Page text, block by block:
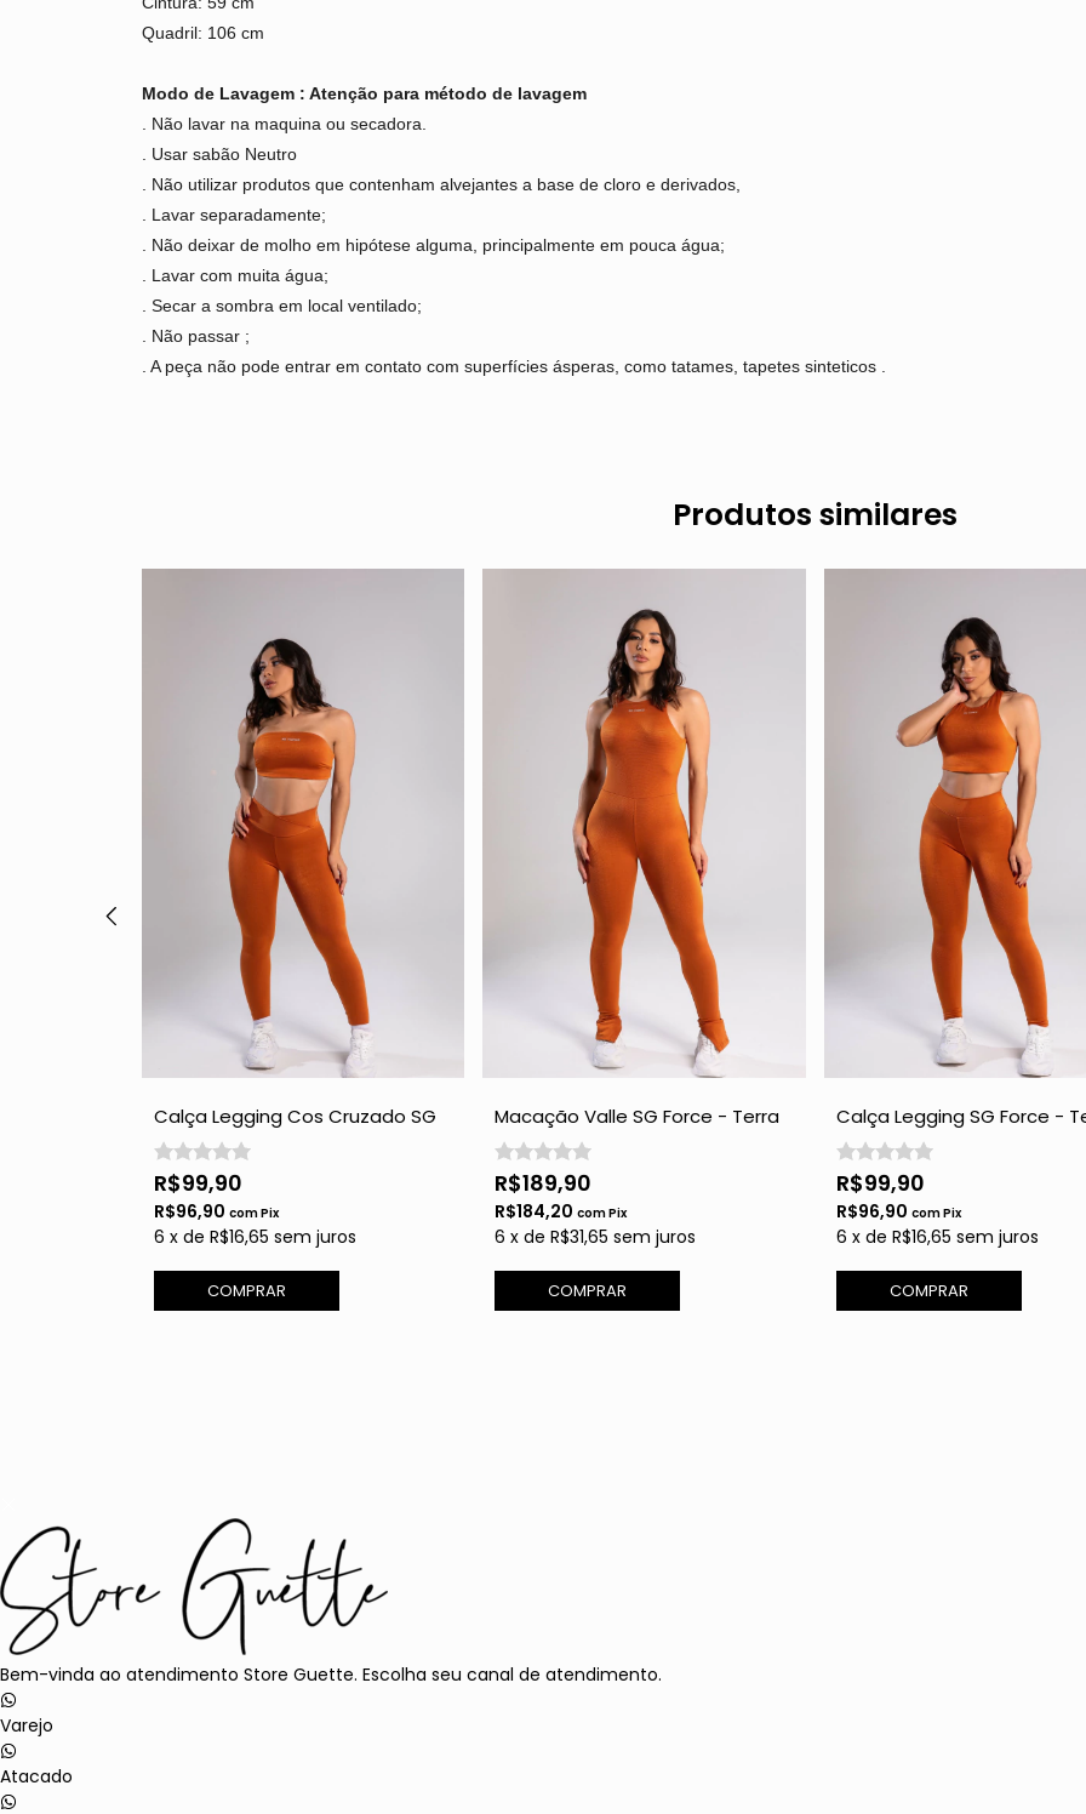
Quadril: 106 cm
Modo de Lavagem : Atenção para método de lavagem
. Não lavar na maquina ou secadora.
. Usar sabão Neutro
. Não utilizar produtos que contenham alvejantes a base de cloro e derivados,
. Lavar separadamente;
. Não deixar de molho em hipótese alguma, principalmente em pouca água;
. Lavar com muita água;
. Secar a sombra em local ventilado;
. Não passar ;
. A peça não pode entrar em contato com superfícies ásperas, como tatames, tapetes sinteticos .
Produtos similares
Calça Legging Cos Cruzado SG
Force - Terra Cota
R$99,90
R$96,90 comPix
6 x de R$16,65 sem juros
COMPRAR
Macação Valle SG Force - Terra
Cota
R$189,90
R$184,20comPix
6 xdeR$31,65 sem juros
COMPRAR
Calça Legging SG Force -
Cota
R$99,90
R$96,90 comPix
6 x de R$16,65 sem juros
COMPRAR
Bem-vinda ao atendimento Store Guette. Escolha seu canal de atendimento.
Varejo
Atacado